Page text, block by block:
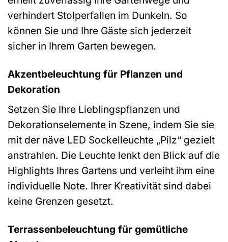
verhindert Stolperfallen im Dunkeln. So
können Sie und Ihre Gäste sich jederzeit
sicher in Ihrem Garten bewegen.
Akzentbeleuchtung für Pflanzen und
Dekoration
Setzen Sie Ihre Lieblingspflanzen und
Dekorationselemente in Szene, indem Sie sie
mit der näve LED Sockelleuchte „Pilz“ gezielt
anstrahlen. Die Leuchte lenkt den Blick auf die
Highlights Ihres Gartens und verleiht ihm eine
individuelle Note. Ihrer Kreativität sind dabei
keine Grenzen gesetzt.
Terrassenbeleuchtung für gemütliche